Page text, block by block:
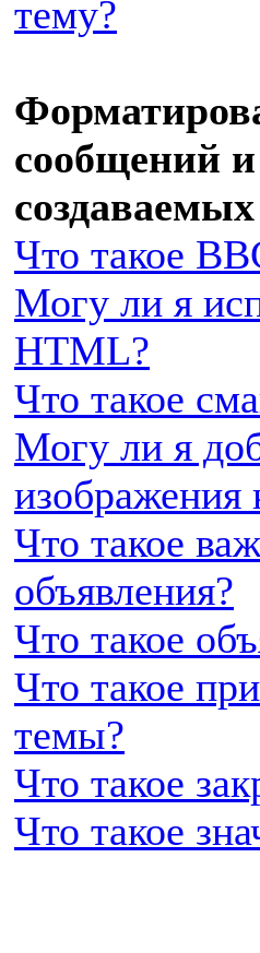
тему?
сообщений
Что такое
Могу ли я
HTML?
Что такое
Могу ли я
Что такое
объявления?
Что такое
Что такое
темы?
Что такое
Что такое